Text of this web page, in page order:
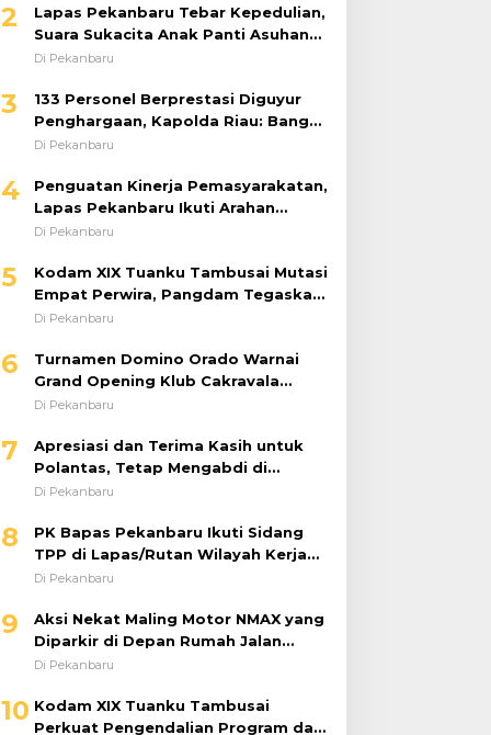
2
Lapas Pekanbaru Tebar Kepedulian,
Suara Sukacita Anak Panti Asuhan
Kemuliaan Iringi Bantuan Sosial
Di Pekanbaru
3
133 Personel Berprestasi Diguyur
Penghargaan, Kapolda Riau: Bangun
Kepercayaan Publik dengan Karya
Di Pekanbaru
4
Penguatan Kinerja Pemasyarakatan,
Lapas Pekanbaru Ikuti Arahan
Dirjenpas Secara Virtual
Di Pekanbaru
5
Kodam XIX Tuanku Tambusai Mutasi
Empat Perwira, Pangdam Tegaskan
Regenerasi untuk Perkuat Kinerja
Di Pekanbaru
6
Turnamen Domino Orado Warnai
Grand Opening Klub Cakravala
Pekanbaru
Di Pekanbaru
7
Apresiasi dan Terima Kasih untuk
Polantas, Tetap Mengabdi di
Tengah Guyuran Hujan
Di Pekanbaru
8
PK Bapas Pekanbaru Ikuti Sidang
TPP di Lapas/Rutan Wilayah Kerja
Bahas Usulan Remisi Umum Jelang
Di Pekanbaru
9
Aksi Nekat Maling Motor NMAX yang
Diparkir di Depan Rumah Jalan
Tiung Raib Dicuri : Korban Minta
Di Pekanbaru
10 Kodam XIX Tuanku Tambusai
Perkuat Pengendalian Program dan